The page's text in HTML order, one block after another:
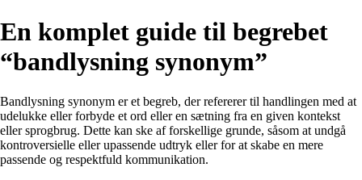
En komplet guide til begrebet
“bandlysning synonym”
Bandlysning synonym er et begreb, der refererer til handlingen med at
udelukke eller forbyde et ord eller en sætning fra en given kontekst
eller sprogbrug. Dette kan ske af forskellige grunde, såsom at undgå
kontroversielle eller upassende udtryk eller for at skabe en mere
passende og respektfuld kommunikation.